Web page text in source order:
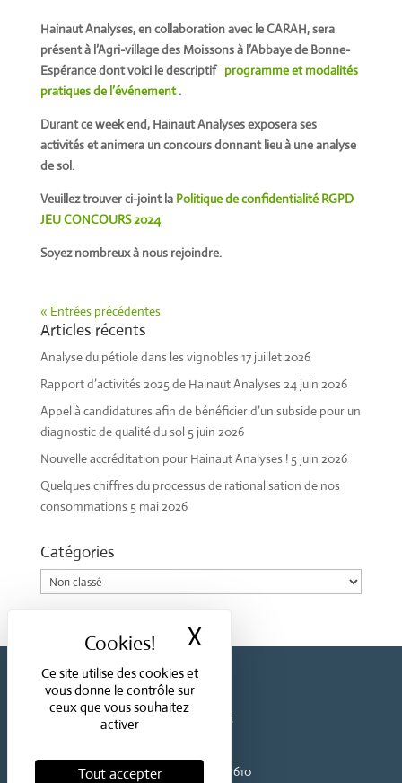
Ce site utilise des cookies et
vous donne le contrôle sur
ceux que vous souhaitez
activer
Tout accepter
X
Hainaut Analyses, en collaboration avec le CARAH, sera
présent à l’Agri-village des Moissons à l’Abbaye de Bonne-
Espérance dont voici le descriptif programme et modalités
pratiques de l’événement.
Durant ce week end, Hainaut Analyses exposera ses
activités et animera un concours donnant lieu à une analyse
de sol.
Veuillez trouver ci-joint la Politique de confidentialité RGPD
JEU CONCOURS 2024
Soyez nombreux à nous rejoindre.
« Entrées précédentes
Articles récents
Analyse du pétiole dans les vignobles17 juillet 2026
Rapport d’activités 2025 de Hainaut Analyses24 juin 2026
Appel à candidatures afin de bénéficier d’un subside pour un
diagnostic de qualité du sol 5 juin 2026
Nouvelle accréditation pour Hainaut Analyses ! 5 juin 2026
Quelques chiffres du processus de rationalisation de nos
consommations 5 mai 2026
Catégories
Catégories
HAINAUTANALYSES
Boulevard Sainctelette, 55
Téléphone :+32 (0)65 403 610